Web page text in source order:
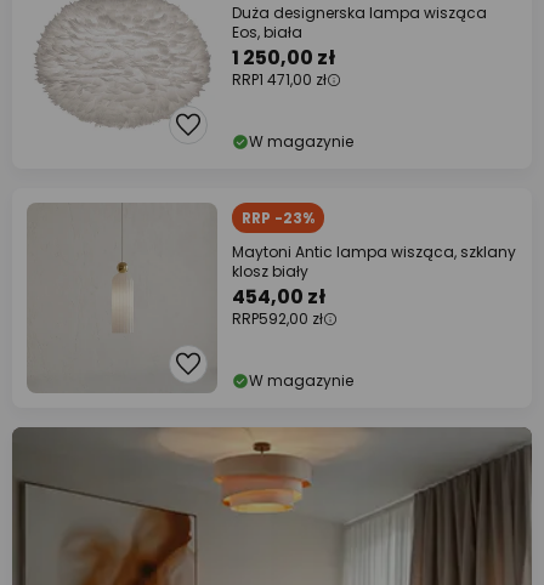
Duża designerska lampa wisząca
Eos, biała
1 250,00 zł
RRP1 471,00 zł
W magazynie
RRP -23%
Maytoni Antic lampa wisząca, szklany
klosz biały
454,00 zł
RRP592,00 zł
W magazynie